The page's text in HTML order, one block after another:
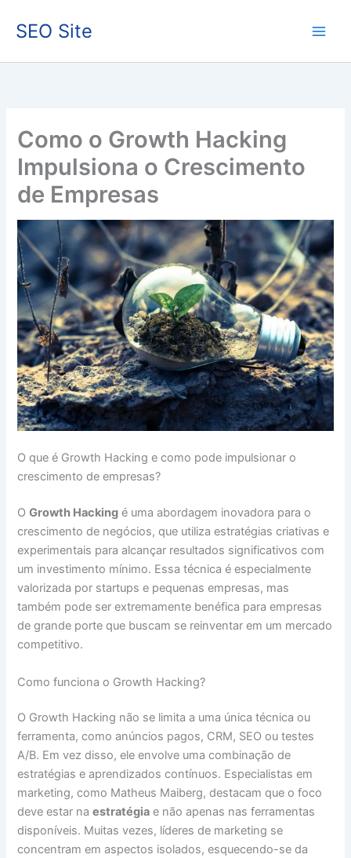
para
conteúdo
SEO Site
Como o Growth Hacking
Impulsiona o Crescimento
de Empresas
O que é Growth Hacking e como pode impulsionar o
crescimento de empresas?
OGrowth Hacking é uma abordagem inovadora para o
crescimento de negócios, que utiliza estratégias criativas e
experimentais para alcançar resultados significativos com
um investimento mínimo. Essa técnica é especialmente
valorizada por startups e pequenas empresas, mas
também pode ser extremamente benéfica para empresas
de grande porte que buscam se reinventar em um mercado
competitivo.
Como funciona o Growth Hacking?
O Growth Hacking não se limita a uma única técnica ou
ferramenta, como anúncios pagos, CRM, SEO ou testes
A/B. Em vez disso, ele envolve uma combinação de
estratégias e aprendizados contínuos. Especialistas em
marketing, como Matheus Maiberg, destacam que o foco
deve estar naestratégia e não apenas nas ferramentas
disponíveis. Muitas vezes, líderes de marketing se
concentram em aspectos isolados, esquecendo-se da